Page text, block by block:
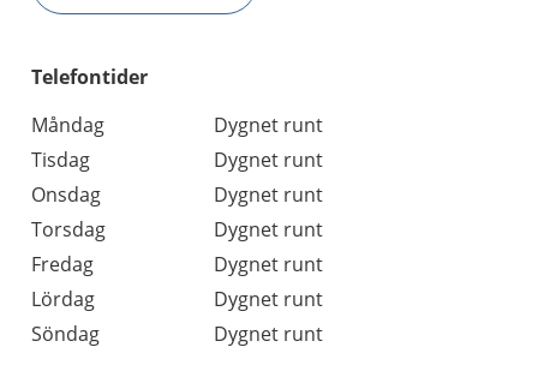
Telefontider
Måndag
Dygnet runt
Tisdag
Dygnet runt
Onsdag
Dygnet runt
Torsdag
Dygnet runt
Fredag
Dygnet runt
Lördag
Dygnet runt
Söndag
Dygnet runt